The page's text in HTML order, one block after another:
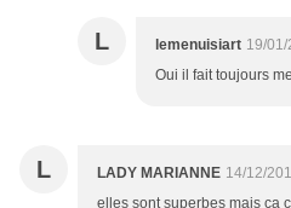
L lemenuisiart 19/
Oui il fait toujours
L LADY MARIANNE 14/12/
elles sont superbes mais ça